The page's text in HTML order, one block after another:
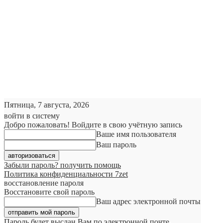
Пятница, 7 августа, 2026
войти в систему
Добро пожаловать! Войдите в свою учётную запись
Ваше имя пользователя
Ваш пароль
Забыли пароль? получить помощь
Политика конфиденциальности 7zet
восстановление пароля
Восстановите свой пароль
Ваш адрес электронной почты